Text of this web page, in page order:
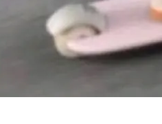
macOS / Linu
solon.noea
与代码历史的
接口契约、业
乃至数百个文
网络。传统的